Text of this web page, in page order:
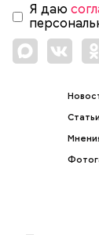
Я даю
Статьи